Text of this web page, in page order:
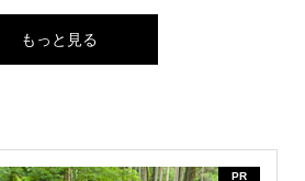
もっと見る
PR